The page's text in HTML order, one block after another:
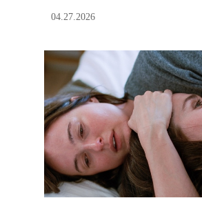
04.27.2026